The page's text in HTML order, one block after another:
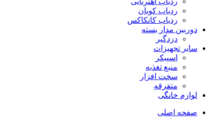
ردیاب کوبان
ردیاب کانکاکس
دوربین مدار بسته
دزدگیر
سایر تجهیزات
اسپیکر
منبع تغذیه
سخت افزار
متفرقه
لوازم خانگی
صفحه اصلی